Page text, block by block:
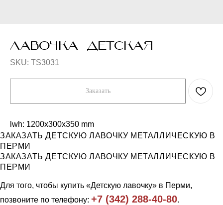
ЛАВОЧКА ДЕТСКАЯ
SKU: TS3031
Заказать
lwh: 1200x300x350 mm
ЗАКАЗАТЬ ДЕТСКУЮ ЛАВОЧКУ МЕТАЛЛИЧЕСКУЮ В
ПЕРМИ
ЗАКАЗАТЬ ДЕТСКУЮ ЛАВОЧКУ МЕТАЛЛИЧЕСКУЮ В
ПЕРМИ
Для того, чтобы купить «Детскую лавочку» в Перми,
позвоните по телефону: +7 (342) 288-40-80.
Продукция
О нас
Примеры работ
Компания
Трибуны и навесы
Workout и уличные тренажеры
Скамейки, урны
Ограждения